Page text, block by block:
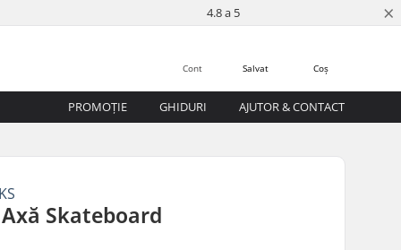
4.8 a 5 ×
Coș
Salvat
Cont
PROMOȚIE GHIDURI AJUTOR & CONTACT
Skateboard